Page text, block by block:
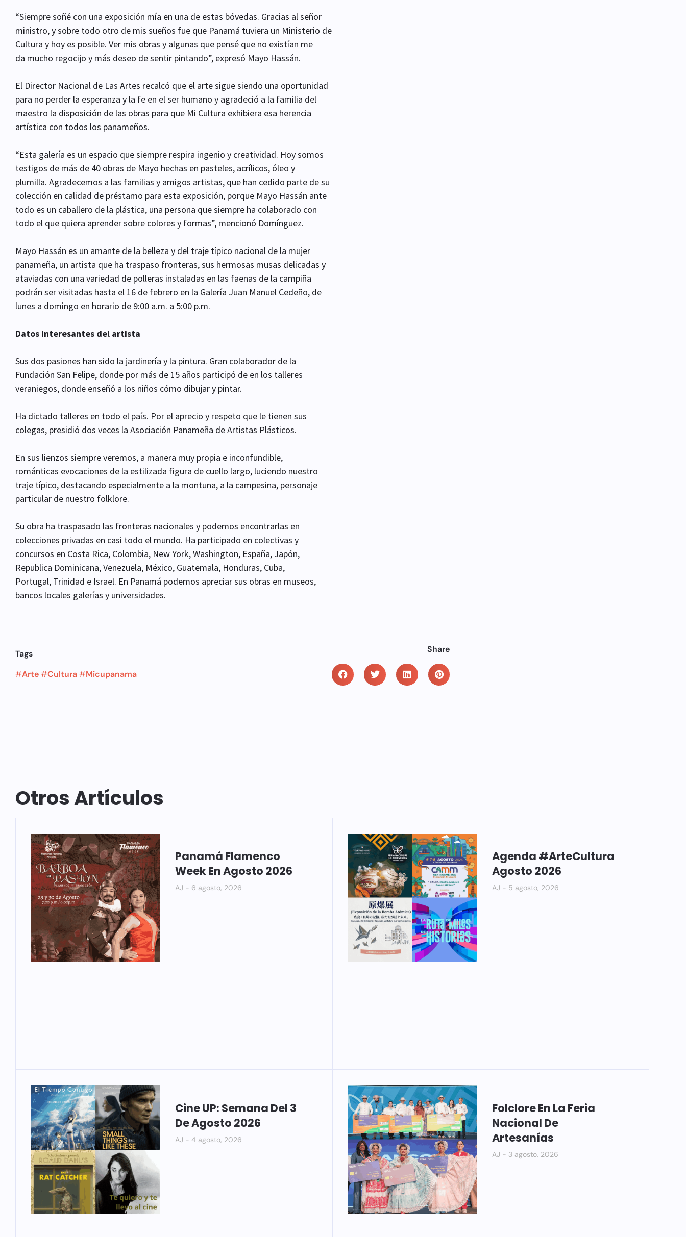
“Siempre soñé con una exposición mía en una de estas bóvedas. Gracias al señor
ministro, y sobre todo otro de mis sueños fue que Panamá tuviera un Ministerio de
Cultura y hoy es posible. Ver mis obras y algunas que pensé que no existían me
da mucho regocijo y más deseo de sentir pintando”, expresó Mayo Hassán.
El Director Nacional de Las Artes recalcó que el arte sigue siendo una oportunidad
para no perder la esperanza y la fe en el ser humano y agradeció a la familia del
maestro la disposición de las obras para que Mi Cultura exhibiera esa herencia
artística con todos los panameños.
“Esta galería es un espacio que siempre respira ingenio y creatividad. Hoy somos
testigos de más de 40 obras de Mayo hechas en pasteles, acrílicos, óleo y
plumilla. Agradecemos a las familias y amigos artistas, que han cedido parte de su
colección en calidad de préstamo para esta exposición, porque Mayo Hassán ante
todo es un caballero de la plástica, una persona que siempre ha colaborado con
todo el que quiera aprender sobre colores y formas”, mencionó Domínguez.
Mayo Hassán es un amante de la belleza y del traje típico nacional de la mujer
panameña, un artista que ha traspaso fronteras, sus hermosas musas delicadas y
ataviadas con una variedad de polleras instaladas en las faenas de la campiña
podrán ser visitadas hasta el 16 de febrero en la Galería Juan Manuel Cedeño, de
lunes a domingo en horario de 9:00 a.m. a 5:00 p.m.
Datos interesantes del artista
Sus dos pasiones han sido la jardinería y la pintura. Gran colaborador de la
Fundación San Felipe, donde por más de 15 años participó de en los talleres
veraniegos, donde enseñó a los niños cómo dibujar y pintar.
Ha dictado talleres en todo el país. Por el aprecio y respeto que le tienen sus
colegas, presidió dos veces la Asociación Panameña de Artistas Plásticos.
En sus lienzos siempre veremos, a manera muy propia e inconfundible,
románticas evocaciones de la estilizada figura de cuello largo, luciendo nuestro
traje típico, destacando especialmente a la montuna, a la campesina, personaje
particular de nuestro folklore.
Su obra ha traspasado las fronteras nacionales y podemos encontrarlas en
colecciones privadas en casi todo el mundo. Ha participado en colectivas y
concursos en Costa Rica, Colombia, New York, Washington, España, Japón,
Republica Dominicana, Venezuela, México, Guatemala, Honduras, Cuba,
Portugal, Trinidad e Israel. En Panamá podemos apreciar sus obras en museos,
bancos locales galerías y universidades.
Tags
#Arte#Cultura#Micupanama
Share
Otros Artículos
Panamá Flamenco
Week En Agosto 2026
AJ 6 agosto, 2026
Agenda #ArteCultura
Agosto 2026
AJ 5 agosto, 2026
Cine UP: Semana Del 3
De Agosto 2026
AJ 4 agosto, 2026
Folclore En La Feria
Nacional De
Artesanías
AJ 3 agosto, 2026